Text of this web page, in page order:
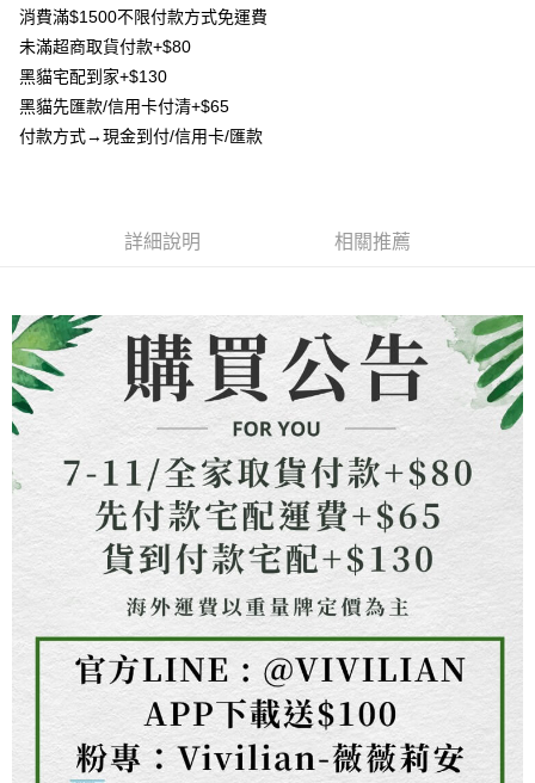
【大哥付你分期使用說明】
2.付款方式選擇「大哥付你分期」，訂單成立後會自動跳轉到大哥付的交易
流程，驗證手機門號後，選擇欲分期的期數、繳款截止日，確認付款後即完
成交易。
3.實際核准額度、可分期數及費用金額請依後續交易確認頁面所載為準。
4.訂單成立30分鐘內，如未前往確認交易或遇審核未通過，訂單將自動取
【注意事項】
1.本服務係由「台灣大哥大股份有限公司」（以下簡稱本公司）所提供，讓
用戶於交易時，得透過本服務購買商品或服務，並由商店將買賣／分期付款
買賣價金債權讓與本公司後，依約使用本公司帳單繳交帳款。
2.基於同意付款使用「大哥付你分期」之契約關係目的，商店將以您的個人
資料（包含姓名、電話或地址）提供予台灣大哥大進項蒐集、處理及利用，
由本公司與您本人進行分期帳單所需資料之確認、核對及更正。
3.完整用戶服務條款，請詳閱以下連結：https://oppay.tw/userRule
AFTEE先享後付
相關說明
【關於「AFTEE先享後付」】
AFTEE先享後付是「在收到商品之後才付款」的支付方式。 讓您購物簡單
便利好安心！
１．簡單：不需註冊會員、不需綁卡、不需儲值。
【「AFTEE先享後付」結帳流程】
１．於結帳方式選擇「AFTEE先享後付」後，將跳轉至「AFTEE先享後付」
３．收到繳費通知簡訊後14天內，點擊此簡訊中的連結，可透過四大超商／
ATM／網路銀行／等多元方式進行付款，方視為交易完成。
※ 請注意：結帳手續完成當下不需立刻繳費，但若您需要取消訂單，請聯絡
購買商品的店家。未經商家同意取消之訂單仍視為有效，需透過AFTEE先享
後付繳納相關費用。
※ 交易是否成功請以「AFTEE先享後付 」之結帳頁面顯示為準，若有關於
是否繳費成功／繳費後需取消欲退款等相關疑問，請聯繫「AFTEE先享後付
客戶支援中心」
https://netprotections.freshdesk.com/support/home
【注意事項】
１．透過由恩沛科技股份有限公司提供之「AFTEE先享後付」服務完成之交
易，需依本服務之必要範圍內提供個人資料，並將交易相關給付款項請求債
權轉讓予恩沛科技股份有限公司。
２．關於個人資料處理事宜，請瀏覽以下網址：
https://aftee.tw/terms/#terms3
３．未成年的使用者請事先徵得法定代理人或監護人之同意方可使用
「AFTEE先享後付」，若未經同意申辦者引起之損失，本公司不負相關責
４．使用「AFTEE先享後付」時，將依據個別帳號之用戶狀況，依本公司即
時審查核予不同之上限額度；若仍有額度不足之情形，本公司將視審查結果
請求用戶進行身份認證。
５．嚴禁一人註冊多個帳號或使用他人資訊註冊。若發現惡意使用之情形，
ATM付款
貨到付款
7-11取貨付款
每筆NT$80，滿NT$1,500(含以上)免運費
先付款宅配到府
每筆NT$65，滿NT$1,500(含以上)免運費
貨到付款
每筆NT$130，滿NT$1,500(含以上)免運費
海外配送
消費滿$1500不限付款方式免運費
未滿超商取貨付款+$80
黑貓宅配到家+$130
黑貓先匯款/信用卡付清+$65
付款方式→現金到付/信用卡/匯款
詳細說明 相關推薦